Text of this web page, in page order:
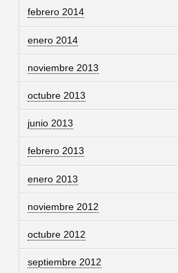
febrero 2014
enero 2014
noviembre 2013
octubre 2013
junio 2013
febrero 2013
enero 2013
noviembre 2012
octubre 2012
septiembre 2012